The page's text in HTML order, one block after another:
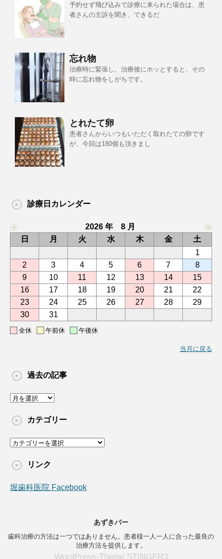
予約せず飛び込みで診療に来られた場合は、患
者さんの主訴を聞き、できるだ
忘れ物
治療時に緊張し、治療後にホッとすると、その
時に忘れ物をしがちです。
とれたて卵
患者さんからいつもいただく取れたての卵です
が、今回は180個も頂きまし
診療日カレンダー
2026 年 8 月
日
月 火 水 木 金
土
1
2
3 4 5 6 7
8
9
10 11 12 13 14
15
16
17 18 19 20 21
22
23
24 25 26 27 28
29
30
31
全休 午前休 午後休
当月に戻る
過去の記事
過
の
事
カテゴリー
カ
ゴ
ー
リンク
堀歯科医院 Facebook
あずきバー
歯科治療の方法は一つではありません。患者様一人一人に合った最良の
治療方法を提供します。
WordPress-Theme STINGER3